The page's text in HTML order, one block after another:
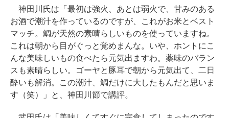
神田川氏は「最初は強火、あとは弱火で、甘みのある
お酒で潮汁を作っているのですが、これがお米とベスト
マッチ。鯛が天然の素晴らしいものを使っていますね。
これは朝から目がぐっと覚めまんな。いや、ホントにこ
んな美味しいもの食べたら元気出ますわ。薬味のバラン
スも素晴らしい。ゴーヤと豚耳で朝から元気出て、二日
酔いも解消。この潮汁、鯛だけに大したもんだと思いま
す（笑）」と、神田川節で講評。